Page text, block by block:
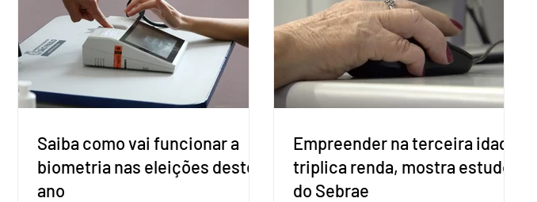
Saiba como vai funcionar a
biometria nas eleições deste
ano
Empreender na terceira idade
triplica renda, mostra estudo
do Sebrae